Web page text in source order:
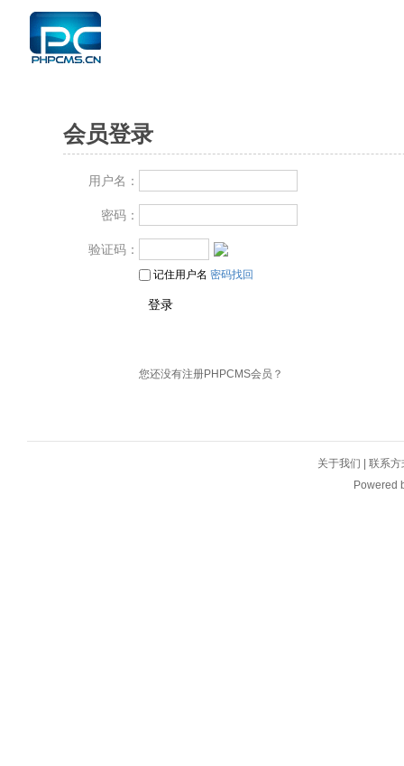
会员登录
用户名：
密码：
验证码：
记住用户名 密码找回
您还没有注册PHPCMS会员？
关于我们
联系方
Powered